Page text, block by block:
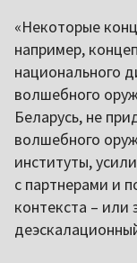
«Некоторые
например,
национального
волшебного
Беларусь, не
волшебного
институты,
с партнерами и
контекста – или